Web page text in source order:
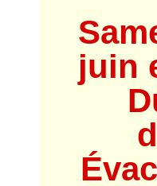
juin